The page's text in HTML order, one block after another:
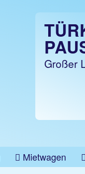
Großer
Mietwagen